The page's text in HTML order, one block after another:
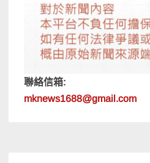
聯絡信箱:
mknews1688@gmail.com